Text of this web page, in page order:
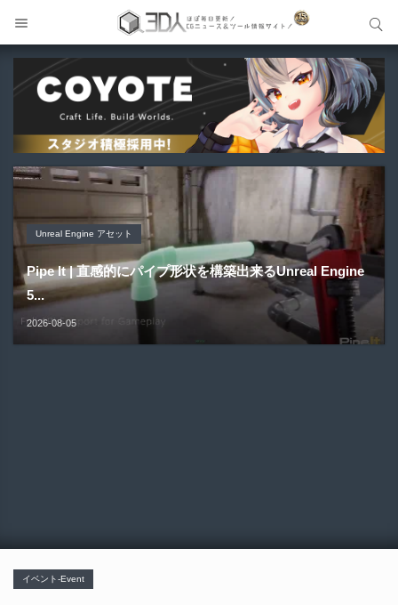
Unreal Engine アセット
Pipe It | 直感的にパイプ形状を構築出来るUnreal Engine
5...
2026-08-05
Unreal Engine アセット
Directive Utilities | ブループリントライブラリやエディタ
ス...
2026-08-03
Unity 本
Unityエフェクトレシピブック パーツを組み合わせて作れ
る | ktk.kum...
2026-08-03
アセット-Asset
SiroinoSotai | 完全無料＆CC0 で商用利用OKなVRChat
向け...
2026-08-02
Blender アドオン
Bioform | 現役臨床医の3DCGアーティストが実際の解剖
学に基づいて構築...
2026-08-01
イベント-Event
サイト内検索